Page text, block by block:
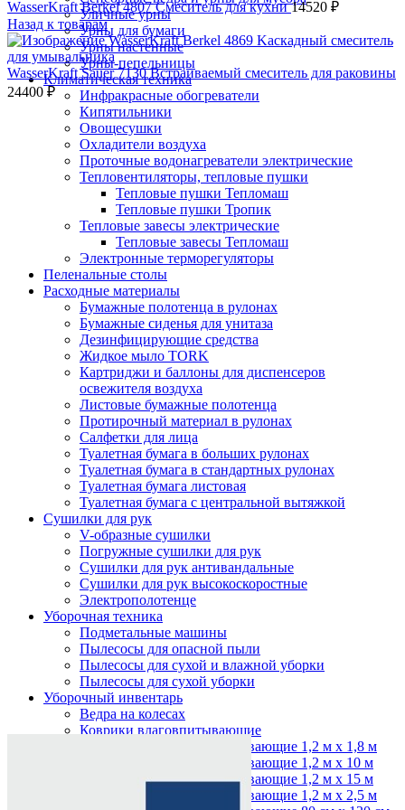
Уличные урны
Урны для бумаги
Урны настенные
Урны-пепельницы
Климатическая техника
Инфракрасные обогреватели
Кипятильники
Овощесушки
Охладители воздуха
Проточные водонагреватели электрические
Тепловентиляторы, тепловые пушки
Тепловые пушки Тепломаш
Тепловые пушки Тропик
Тепловые завесы электрические
Тепловые завесы Тепломаш
Электронные терморегуляторы
Пеленальные столы
Расходные материалы
Бумажные полотенца в рулонах
Бумажные сиденья для унитаза
Дезинфицирующие средства
Жидкое мыло TORK
Картриджи и баллоны для диспенсеров
освежителя воздуха
Листовые бумажные полотенца
Протирочный материал в рулонах
Салфетки для лица
Туалетная бумага в больших рулонах
Туалетная бумага в стандартных рулонах
Туалетная бумага листовая
Туалетная бумага с центральной вытяжкой
Сушилки для рук
V-образные сушилки
Погружные сушилки для рук
Сушилки для рук антивандальные
Сушилки для рук высокоскоростные
Электрополотенце
Уборочная техника
Подметальные машины
Пылесосы для опасной пыли
Пылесосы для сухой и влажной уборки
Пылесосы для сухой уборки
Уборочный инвентарь
Ведра на колесах
Коврики влаговпитывающие
Коврики влаговпитывающие 1,2 м х 1,8 м
Коврики влаговпитывающие 1,2 м х 10 м
Коврики влаговпитывающие 1,2 м х 15 м
Коврики влаговпитывающие 1,2 м х 2,5 м
WasserKraft Berkel 4807 Смеситель для кухни14520 ₽
Назад к товарам
WasserKraft Sauer 7130 Встраиваемый смеситель для раковины
24400 ₽
Нажмите, чтобы увеличить